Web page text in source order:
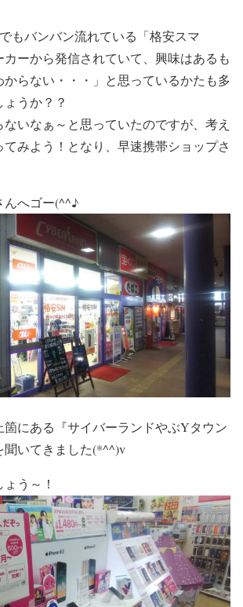
もバンバン流れている「格安スマ
ーから発信されていて、興味はあるも
らない・・・」と思っているかたも多
うか？？
いなぁ～と思っていたのですが、考え
てみよう！となり、早速携帯ショップさ
んへゴー(^^♪
にある『サイバーランドやぶYタウン
聞いてきました(*^^)v
う～！